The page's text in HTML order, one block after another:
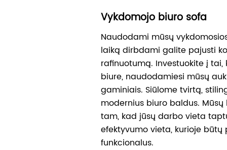
Vykdomojo biuro sofa
Naudodami mūsų
laiką dirbdami galite pajusti
rafinuotumą. Investuokite į tai,
biure, naudodamiesi mūsų
gaminiais. Siūlome tvirtą,
modernius biuro baldus.
tam, kad jūsų darbo vieta
efektyvumo vieta, kurioje būtų
funkcionalus.